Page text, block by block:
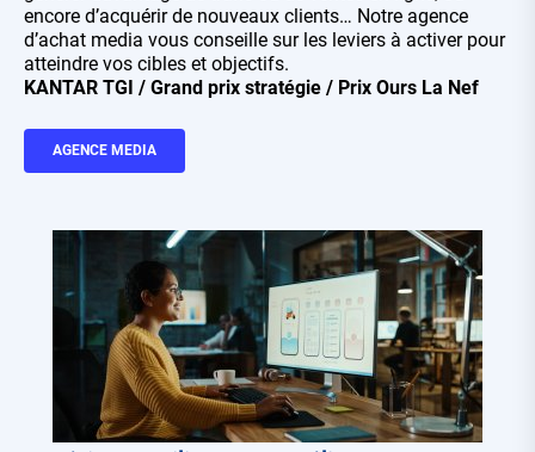
encore d’acquérir de nouveaux clients… Notre agence
d’achat media vous conseille sur les leviers à activer pour
atteindre vos cibles et objectifs.
KANTAR TGI / Grand prix stratégie / Prix Ours La Nef
AGENCE MEDIA